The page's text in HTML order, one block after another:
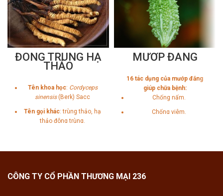
ĐÔNG TRÙNG HẠ
THẢO
Tên khoa học: Cordyceps
sinensis(Berk) Sacc
Tên gọi khác: trùng thảo, hạ
thảo đông trùng.
MƯỚP ĐẮNG
16 tác dụng của mướp đắng
giúp chữa bệnh:
Chống nấm.
Chống viêm.
CÔNG TY CỔ PHẦN THƯƠNG MẠI 236